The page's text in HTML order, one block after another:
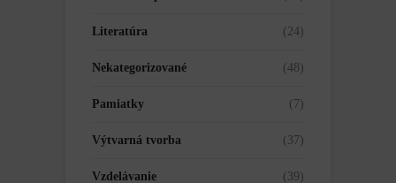
Literatúra (24)
Nekategorizované (48)
Pamiatky (7)
Výtvarná tvorba (37)
Vzdelávanie (39)